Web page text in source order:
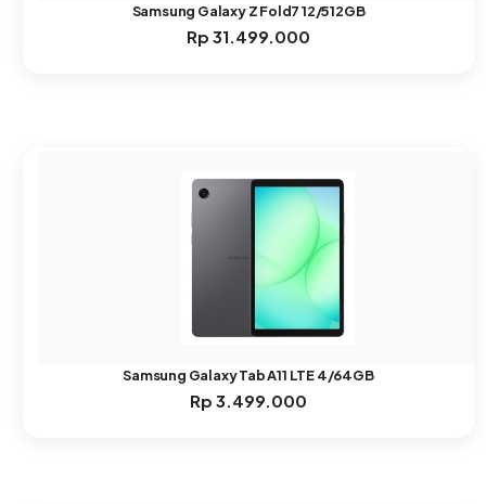
Samsung Galaxy Z Fold7 12/512GB
Rp 31.499.000
Samsung Galaxy Tab A11 LTE 4/64GB
Rp 3.499.000